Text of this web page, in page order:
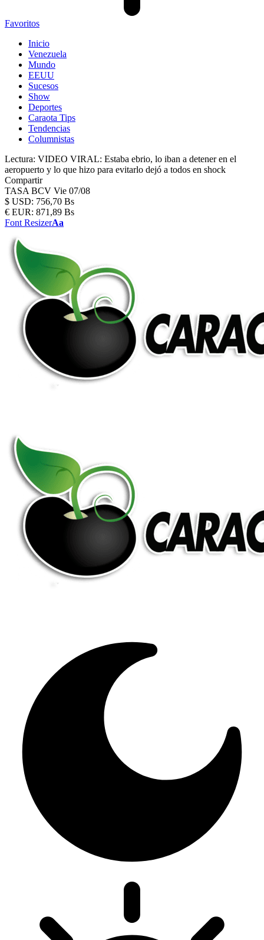
Favoritos
Inicio
Venezuela
Mundo
EEUU
Sucesos
Show
Deportes
Caraota Tips
Tendencias
Columnistas
Lectura: VIDEO VIRAL: Estaba ebrio, lo iban a detener en el
aeropuerto y lo que hizo para evitarlo dejó a todos en shock
Compartir
TASA BCV Vie 07/08
$ USD: 756,70 Bs
€ EUR: 871,89 Bs
Font ResizerAa